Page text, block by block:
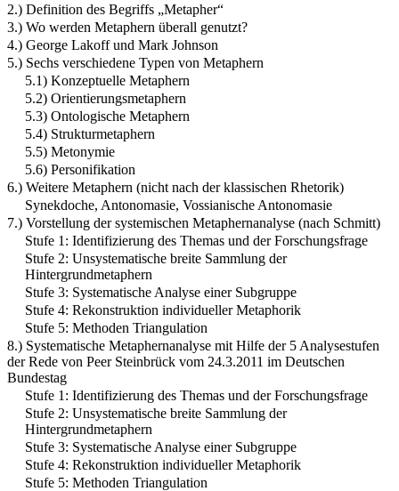
2.) Definition des Begriffs „Metapher“
3.) Wo werden Metaphern überall genutzt?
4.) George Lakoff und Mark Johnson
5.) Sechs verschiedene Typen von Metaphern
5.1) Konzeptuelle Metaphern
5.2) Orientierungsmetaphern
5.3) Ontologische Metaphern
5.4) Strukturmetaphern
5.5) Metonymie
5.6) Personifikation
6.) Weitere Metaphern (nicht nach der klassischen Rhetorik)
Synekdoche, Antonomasie, Vossianische Antonomasie
7.) Vorstellung der systemischen Metaphernanalyse (nach Schmitt)
Stufe 1: Identifizierung des Themas und der Forschungsfrage
Stufe 2: Unsystematische breite Sammlung der
Hintergrundmetaphern
Stufe 3: Systematische Analyse einer Subgruppe
Stufe 4: Rekonstruktion individueller Metaphorik
Stufe 5: Methoden Triangulation
8.) Systematische Metaphernanalyse mit Hilfe der 5 Analysestufen
der Rede von Peer Steinbrück vom 24.3.2011 im Deutschen
Bundestag
Stufe 1: Identifizierung des Themas und der Forschungsfrage
Stufe 2: Unsystematische breite Sammlung der
Hintergrundmetaphern
Stufe 3: Systematische Analyse einer Subgruppe
Stufe 4: Rekonstruktion individueller Metaphorik
Stufe 5: Methoden Triangulation